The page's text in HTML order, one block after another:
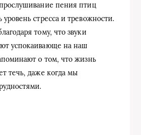
пения птиц
уровень стресса и тревожности.
тому, что звуки
успокаивающе на наш
о том, что жизнь
течь, даже когда мы